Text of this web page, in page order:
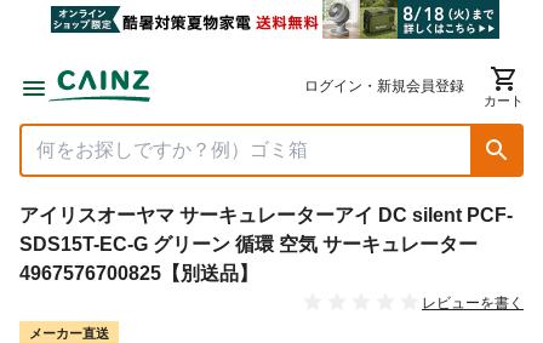
ログイン・新規会員登録
カート
アイリスオーヤマ サーキュレーターアイ DC silent PCF-
SDS15T-EC-G グリーン 循環 空気 サーキュレーター
4967576700825【別送品】
レビューを書く
メーカー直送